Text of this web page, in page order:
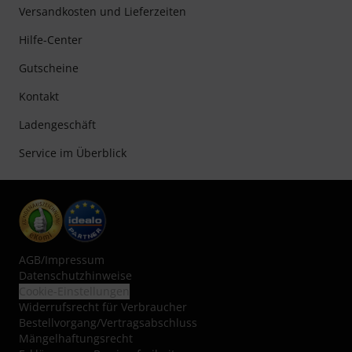
Versandkosten und Lieferzeiten
Hilfe-Center
Gutscheine
Kontakt
Ladengeschäft
Service im Überblick
AGB/Impressum
Datenschutzhinweise
Widerrufsrecht für Verbraucher
Bestellvorgang/Vertragsabschluss
Mängelhaftungsrecht